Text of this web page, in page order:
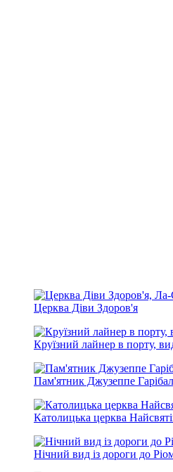
Церква Діви Здоров'я
Круїзний лайнер в порту,
Пам'ятник Джузеппе
Католицька церква
Нічний вид із дороги до